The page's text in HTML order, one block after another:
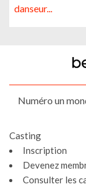
danseur...
Numéro un
Casting
Inscription
Devenez
Consulter les